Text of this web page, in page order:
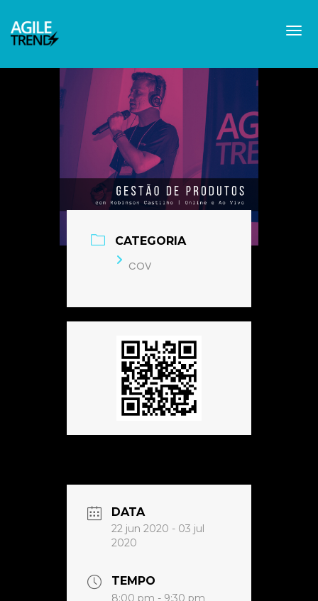
CATEGORIA
COV
DATA
22 jun 2020 - 03 jul
2020
TEMPO
8:00 pm - 9:30 pm